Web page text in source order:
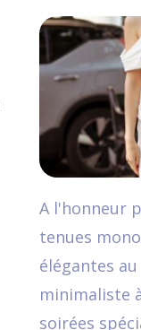
A l'honneur
tenues
élégantes
minimaliste
soirées